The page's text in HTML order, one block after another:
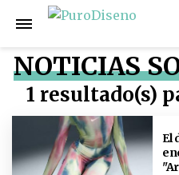
NOTICIAS
1 resultado(s)
El